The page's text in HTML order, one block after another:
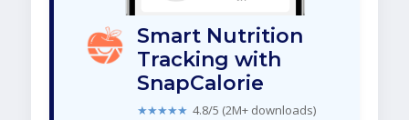
Smart Nutrition
Tracking with
SnapCalorie
★★★★★ 4.8/5 (2M+ downloads)